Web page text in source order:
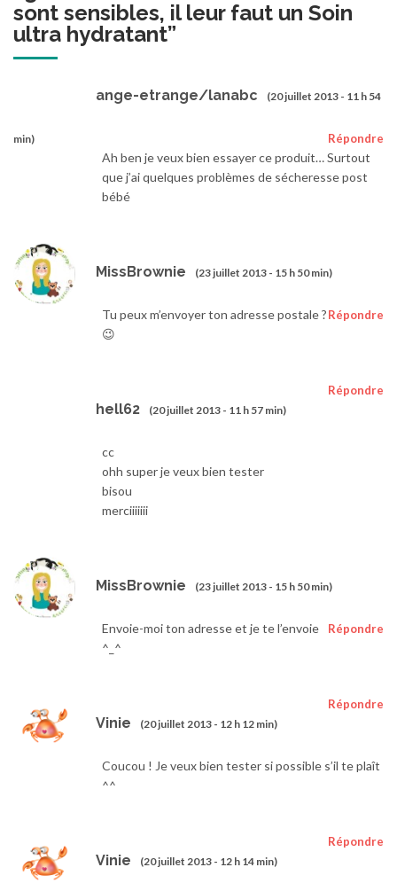
sont sensibles, il leur faut un Soin
ultra hydratant”
ange-etrange/lanabc (20 juillet 2013 - 11 h 54
min) Répondre
Ah ben je veux bien essayer ce produit… Surtout
que j’ai quelques problèmes de sécheresse post
bébé
MissBrownie (23 juillet 2013 - 15 h 50 min)
Répondre
Tu peux m’envoyer ton adresse postale ?
😉
hell62 (20 juillet 2013 - 11 h 57 min)
Répondre
cc
ohh super je veux bien tester
bisou
merciiiiiii
MissBrownie (23 juillet 2013 - 15 h 50 min)
Répondre
Envoie-moi ton adresse et je te l’envoie
^_^
Vinie (20 juillet 2013 - 12 h 12 min)
Répondre
Coucou ! Je veux bien tester si possible s’il te plaît
^^
Vinie (20 juillet 2013 - 12 h 14 min)
Répondre